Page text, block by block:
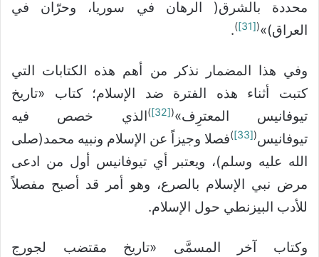
محددة بالشرق( الرهان في سوريا، وحرّان في
العراق)»(
[31]
)
.
وفي هذا المضمار نذكر من أهم هذه الكتابات التي
كتبت أثناء هذه الفترة ضد الإسلام؛ كتاب «تاريخ
تيوفانيس المعترِف»(
[32]
)الذي خصص فيه
تيوفانيس(
[33]
)فصلا وجيزاً عن الإسلام ونبيه محمد(صلى
الله عليه وسلم)، ويعتبر أي تيوفانيس أول من ادعى
مرض نبي الإسلام بالصرع، وهو أمر قد أصبح مفصلاً
للأدب البيزنطي حول الإسلام.
وكتاب آخر المسمَّى «تاريخ مقتضب لجورج